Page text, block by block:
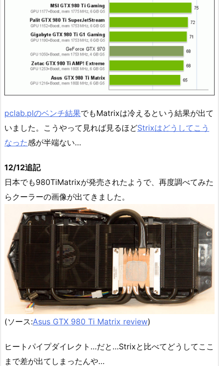
pclab.plのベンチ結果でもMatrixは冷えるという結果が出て
いました。こうやって見れば見るほどStrixはどうしてこう
なった感が半端ない…
12/12追記
日本でも980TiMatrixが発売されたようで、再度調べてみた
らクーラーの画像が出てきました。
(ソース:Asus GTX 980 Ti Matrix review)
ヒートパイプダイレクト…だと…Strixと比べてどうしてここ
まで差が出てしまったんや…